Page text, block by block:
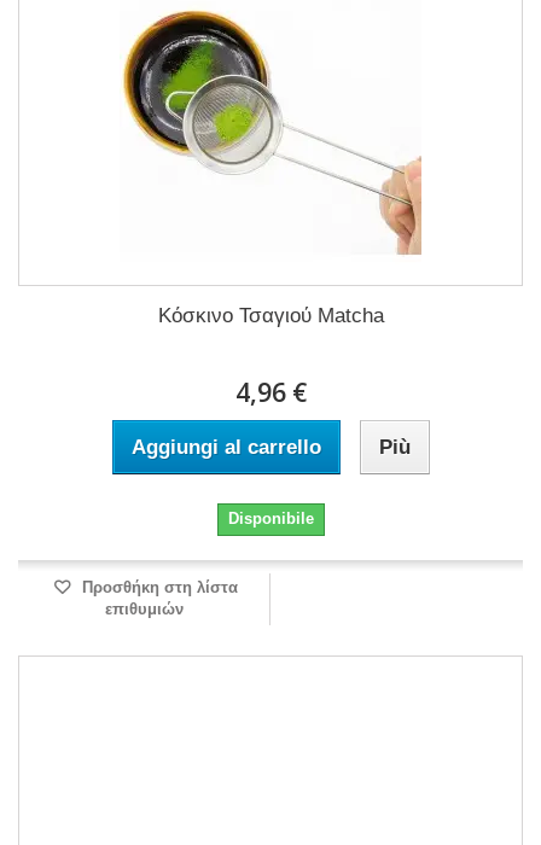
Κόσκινο Τσαγιού Matcha
4,96 €
Aggiungi al carrello Più
Disponibile
Προσθήκη στη λίστα
επιθυμιών